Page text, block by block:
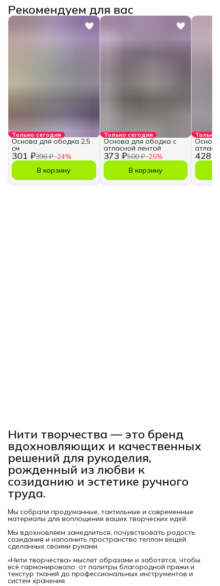
Рекомендуем для вас
Только сегодня
301 ₽396 ₽−24%
Основа для ободка 2,5
см
В корзину
Только сегодня
373 ₽500 ₽−25%
Основа для ободка с
атласной лентой
В корзину
Только
428 ₽
Нити творчества — это бренд
вдохновляющих и качественных
решений для рукоделия,
рожденный из любви к
созиданию и эстетике ручного
труда.
Мы собрали продуманные, тактильные и современные
материалы для воплощения ваших творческих идей.
Мы вдохновляем замедлиться, почувствовать радость
созидания и наполнить пространство теплом вещей,
сделанных своими руками.
«Нити творчества» мыслят образами и заботятся, чтобы
всё гармонировало: от палитры благородной пряжи и
текстур тканей до профессиональных инструментов и
систем хранения.